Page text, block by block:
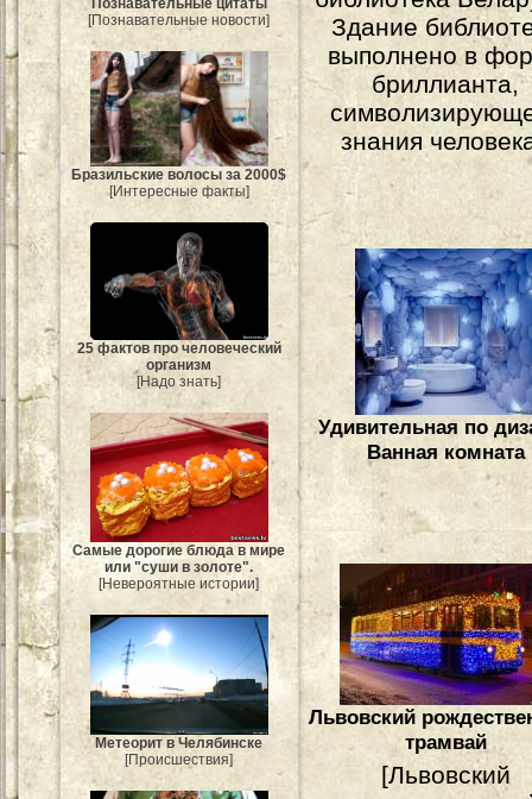
[Познавательные новости]
Бразильские волосы за 2000$
[Интересные факты]
25 фактов про человеческий
организм
[Надо знать]
Самые дорогие блюда в мире
или "суши в золоте".
[Невероятные истории]
Метеорит в Челябинске
[Происшествия]
Здание
выполнено в
бриллианта,
знания
Удивительная по
Ванная комната
Львовский
трамвай
[Львовский